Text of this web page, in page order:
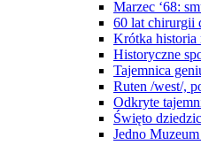
Marzec ‘68:
60 lat chirurgii
Krótka historia
Historyczne
Tajemnica
Ruten /west/,
Odkryte
Święto
Jedno